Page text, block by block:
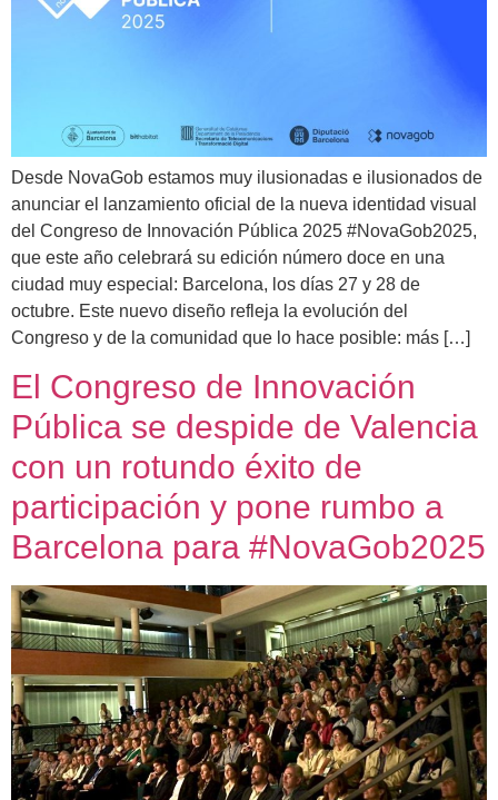
Desde NovaGob estamos muy ilusionadas e ilusionados de
anunciar el lanzamiento oficial de la nueva identidad visual
del Congreso de Innovación Pública 2025 #NovaGob2025,
que este año celebrará su edición número doce en una
ciudad muy especial: Barcelona, los días 27 y 28 de
octubre. Este nuevo diseño refleja la evolución del
Congreso y de la comunidad que lo hace posible: más […]
El Congreso de Innovación
Pública se despide de Valencia
con un rotundo éxito de
participación y pone rumbo a
Barcelona para #NovaGob2025